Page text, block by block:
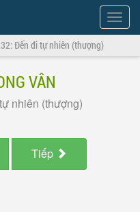
Show
Menu
Đến đi tự nhiên (thượng)
VÂN
nhiên (thượng)
Tiếp